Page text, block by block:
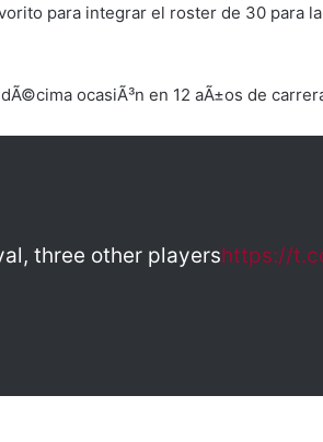
para integrar el roster de 30 para
ocasiÃ³n en 12 aÃ±os de
three other playershttps://